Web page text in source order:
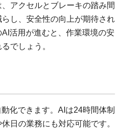
アクセルとブレーキの踏み間
し、安全性の向上が期待され
活用が進むと、作業環境の安
でしょう。
化できます。AIは24時間体制
日の業務にも対応可能です。